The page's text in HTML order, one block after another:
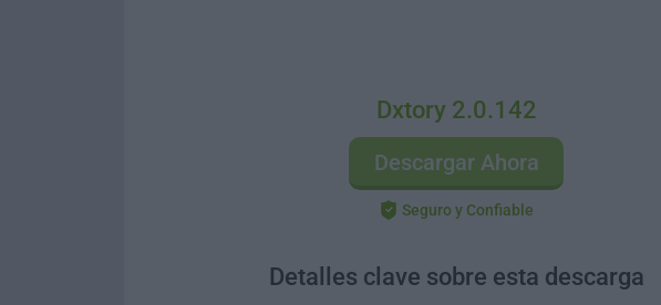
Dxtory 2.0.142
Descargar Ahora
Seguro y Confiable
Detalles clave sobre esta descarga